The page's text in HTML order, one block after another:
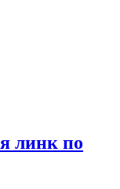
линк по